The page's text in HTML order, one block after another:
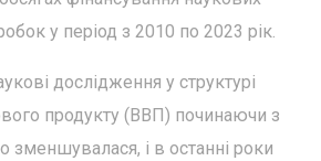
у період з 2010 по 2023 рік.
дослідження у структурі
продукту (ВВП) починаючи з
зменшувалася, і в останні роки